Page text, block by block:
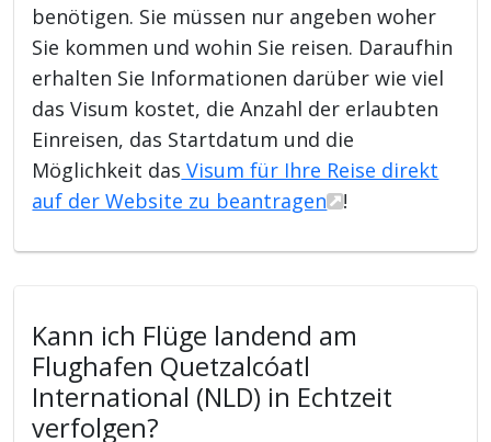
benötigen. Sie müssen nur angeben woher
Sie kommen und wohin Sie reisen. Daraufhin
erhalten Sie Informationen darüber wie viel
das Visum kostet, die Anzahl der erlaubten
Einreisen, das Startdatum und die
Möglichkeit das Visum für Ihre Reise direkt
auf der Website zu beantragen
!
Kann ich Flüge landend am
Flughafen Quetzalcóatl
International (NLD) in Echtzeit
verfolgen?